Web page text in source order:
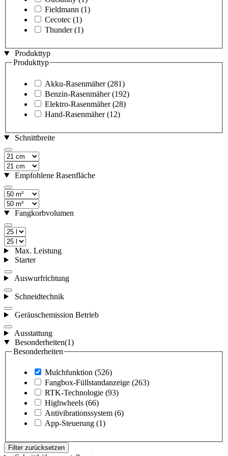
Fieldmann (1)
Cecotec (1)
Thunder (1)
Produkttyp
Produkttyp
Akku-Rasenmäher (281)
Benzin-Rasenmäher (192)
Elektro-Rasenmäher (28)
Hand-Rasenmäher (12)
Schnittbreite
Empfohlene Rasenfläche
Fangkorbvolumen
Max. Leistung
Starter
Auswurfrichtung
Schneidtechnik
Geräuschemission Betrieb
Ausstattung
Besonderheiten(1)
Besonderheiten
Mulchfunktion (526)
Fangbox-Füllstandanzeige (263)
RTK-Technologie (93)
Highwheels (66)
Antivibrationssystem (6)
App-Steuerung (1)
Filter zurücksetzen